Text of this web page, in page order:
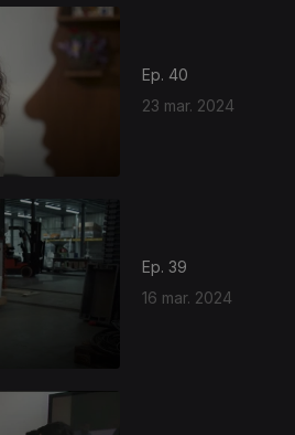
Ep. 40
23 mar. 2024
Ep. 39
16 mar. 2024